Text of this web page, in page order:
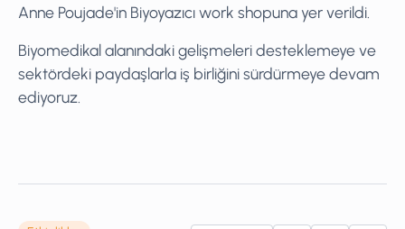
Anne Poujade'in Biyoyazıcı work shopuna yer verildi.
Biyomedikal alanındaki gelişmeleri desteklemeye ve
sektördeki paydaşlarla iş birliğini sürdürmeye devam
ediyoruz.